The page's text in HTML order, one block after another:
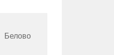
Белово